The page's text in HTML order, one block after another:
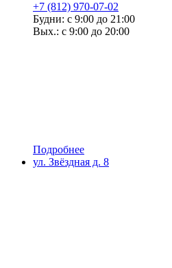
+7 (812) 970-07-02
Будни: с 9:00 до 21:00
Вых.: с 9:00 до 20:00
Подробнее
ул. Звёздная д. 8